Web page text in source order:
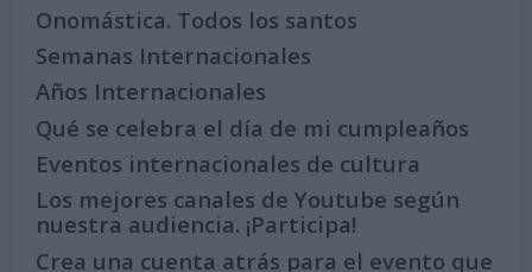
Onomástica. Todos los santos
Semanas Internacionales
Años Internacionales
Qué se celebra el día de mi cumpleaños
Eventos internacionales de cultura
Los mejores canales de Youtube según
nuestra audiencia. ¡Participa!
Crea una cuenta atrás para el evento que